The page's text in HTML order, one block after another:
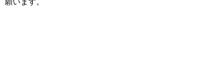
願います。